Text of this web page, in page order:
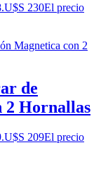
U$S 230El precio
de
2 Hornallas
U$S 209El precio